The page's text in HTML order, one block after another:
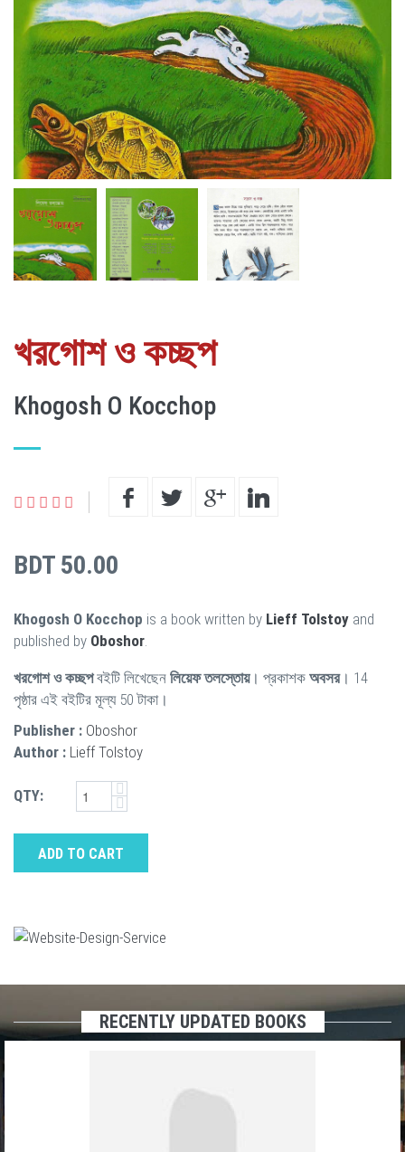
খরগোশ ও কচ্ছপ
Khogosh O Kocchop
BDT 50.00
Khogosh O Kocchop is a book written by Lieff Tolstoy and
published by Oboshor
খরগোশ ও কচ্ছপবইটি লিখেছেন লিয়েফ তলস্তোয়। প্রকাশক অবসর। 14
পৃষ্ঠার এই বইটির মূল্য 50 টাকা।
Publisher : Oboshor
Author : Lieff Tolstoy
QTY:
ADD TO CART
RECENTLY UPDATED BOOKS